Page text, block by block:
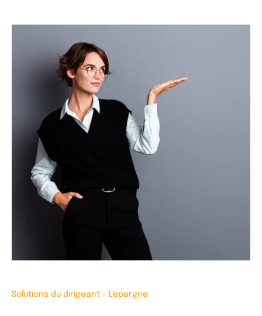
Solutions du dirigeant - L'épargne